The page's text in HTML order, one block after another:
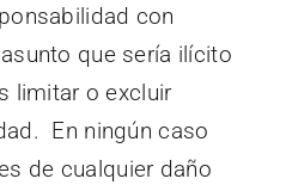
con
que sería ilícito
limitar o excluir
En ningún caso
de cualquier daño